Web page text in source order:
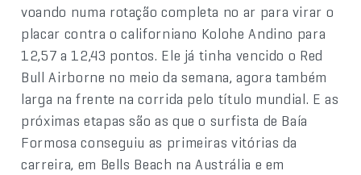
voando numa rotação completa no ar para virar o
placar contra o californiano Kolohe Andino para
12,57 a 12,43 pontos. Ele já tinha vencido o Red
Bull Airborne no meio da semana, agora também
larga na frente na corrida pelo título mundial. E as
próximas etapas são as que o surfista de Baía
Formosa conseguiu as primeiras vitórias da
carreira, em Bells Beach na Austrália e em